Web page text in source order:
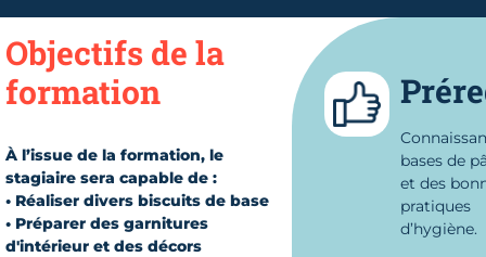
Objectifs de la
formation
À l’issue de la formation, le
stagiaire sera capable de :
• Réaliser divers biscuits de base
• Préparer des garnitures
d'intérieur et des décors
bases de
et des
pratiques
d’hygiène.